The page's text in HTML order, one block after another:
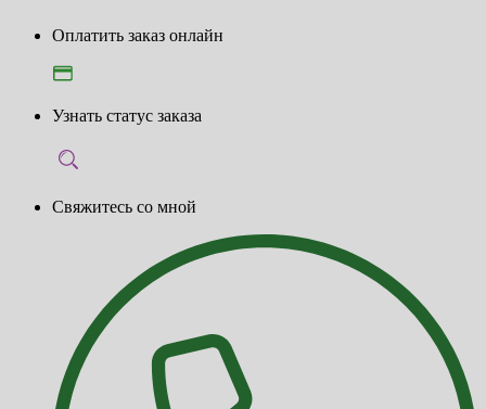
Оплатить заказ онлайн
Узнать статус заказа
Свяжитесь со мной